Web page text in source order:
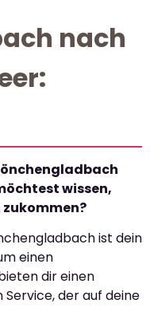
nach
wissen,
ist dein
einen
dir einen
der auf deine